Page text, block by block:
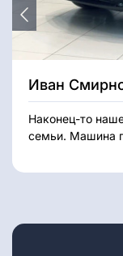
Иван
Наконец-то
семьи. Машина